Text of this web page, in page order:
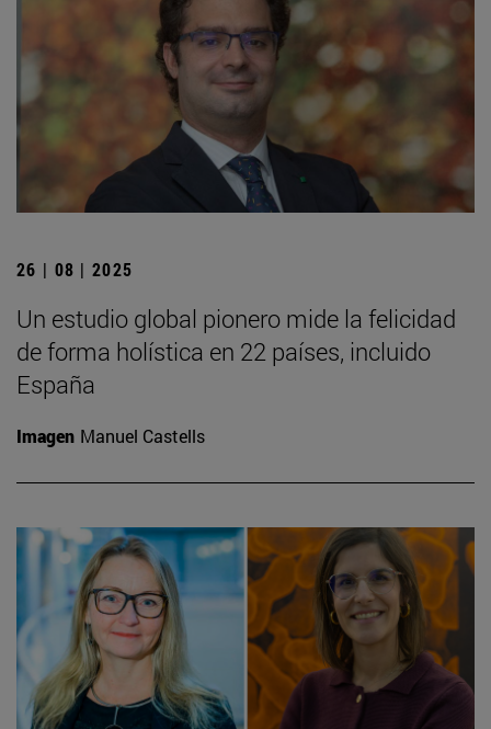
26 | 08 | 2025
Un estudio global pionero mide la felicidad
de forma holística en 22 países, incluido
España
Imagen Manuel Castells